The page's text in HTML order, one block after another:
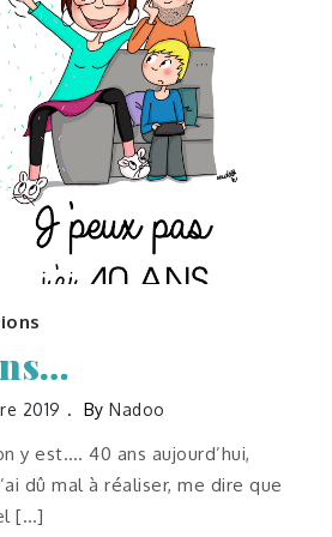
2019 By Nadoo
y est…. 40 ans aujourd’hui,
dû mal à réaliser, me dire que
[…]